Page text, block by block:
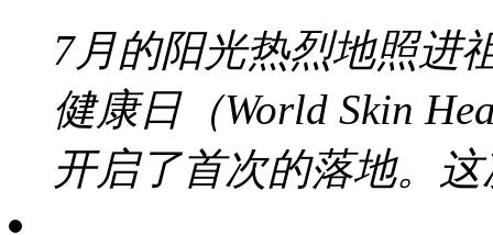
7月的阳光热烈地照进
健康日（World Skin
开启了首次的落地。这